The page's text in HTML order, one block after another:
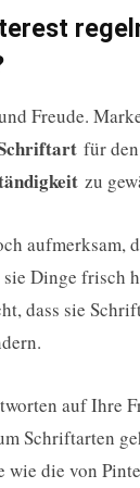
Freude.
für
zu
aufmerksam,
Dinge frisch
dass sie
auf Ihre
Schriftarten
wie die von